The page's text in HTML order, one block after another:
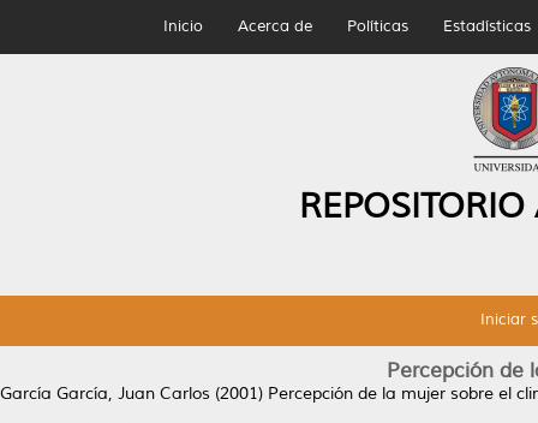
Inicio Acerca de Políticas Estadísticas
Iniciar
Percepción de
García García, Juan Carlos (2001) Percepción de la mujer sobre el